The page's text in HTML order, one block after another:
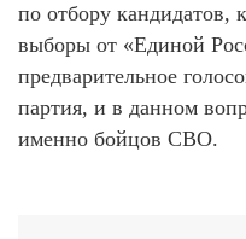
по отбору кандидатов,
выборы от «Единой
предварительное
партия, и в данном
именно бойцов СВО.